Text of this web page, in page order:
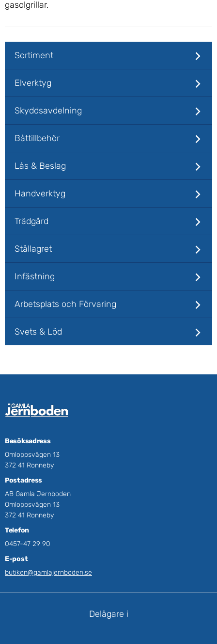
gasolgrillar.
Sortiment
Elverktyg
Skyddsavdelning
Båttillbehör
Lås & Beslag
Handverktyg
Trädgård
Stållagret
Infästning
Arbetsplats och Förvaring
Svets & Löd
Besöksadress
Omloppsvägen 13
372 41 Ronneby
Postadress
AB Gamla Jernboden
Omloppsvägen 13
372 41 Ronneby
Telefon
0457-47 29 90
E-post
butiken@gamlajernboden.se
Delägare i